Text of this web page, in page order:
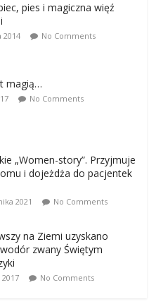
pies i magiczna więź
2014 No Comments
magią…
No Comments
„Women-story”. Przyjmuje
i dojeżdża do pacjentek
2021 No Comments
na Ziemi uzyskano
zwany Świętym
No Comments